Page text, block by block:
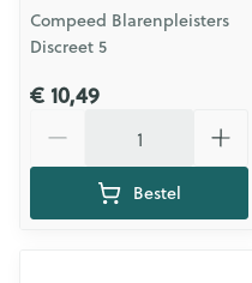
Compeed Blarenpleisters
Discreet 5
€ 10,49
Bestel